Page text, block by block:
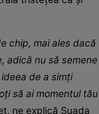
chip, mai ales dacă
adică nu să semene
de a simți
să ai momentul tău
ne explică Suada